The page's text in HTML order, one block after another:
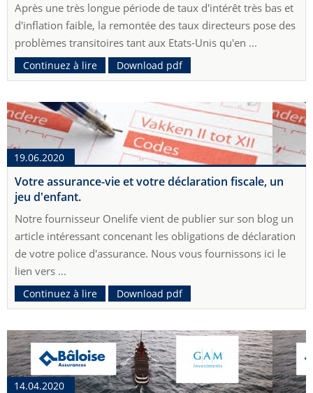
Après une très longue période de taux d'intérêt très bas et
d'inflation faible, la remontée des taux directeurs pose des
problèmes transitoires tant aux Etats-Unis qu'en ...
Continuez à lire Download pdf
19.06.2020
Votre assurance-vie et votre déclaration fiscale, un
jeu d'enfant.
Notre fournisseur Onelife vient de publier sur son blog un
article intéressant concenant les obligations de déclaration
de votre police d'assurance. Nous vous fournissons ici le
lien vers ...
Continuez à lire Download pdf
14.04.2020